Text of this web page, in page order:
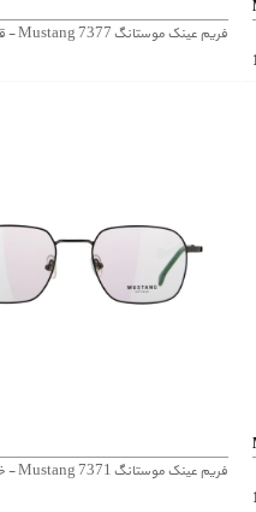
فریم عینک موستانگ Mustang 7377 - قهوه‌ای
فریم عینک موستانگ Mustang 7371 - خاکستری تیره